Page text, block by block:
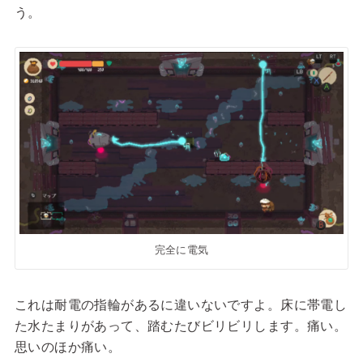
う。
完全に電気
これは耐電の指輪があるに違いないですよ。床に帯電し
た水たまりがあって、踏むたびビリビリします。痛い。
思いのほか痛い。